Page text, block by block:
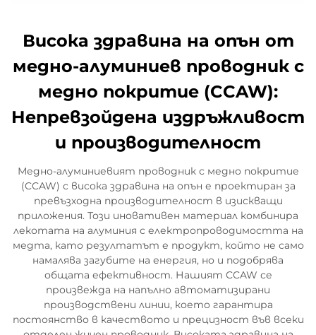
Висока здравина на опън от
медно-алуминиев проводник с
медно покритие (CCAW):
Непревзойдена издръжливост
и производителност
Медно-алуминиевият проводник с медно покритие
(CCAW) с висока здравина на опън е проектиран за
превъзходна производителност в изискващи
приложения. Този иновативен материал комбинира
лекотата на алуминия с електропроводимостта на
медта, като резултатът е продукт, който не само
намалява загубите на енергия, но и подобрява
общата ефективност. Нашият CCAW се
произвежда на напълно автоматизирани
производствени линии, което гарантира
постоянство в качеството и прецизност във всеки